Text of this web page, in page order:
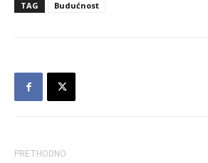
TAG Budućnost
PRETHODNO